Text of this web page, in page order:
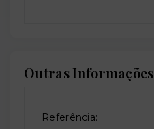
Outras Informações
Referência: